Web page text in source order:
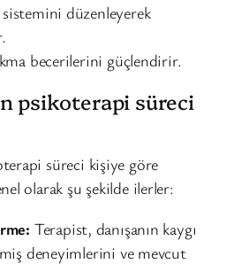
düzenleyerek
becerilerini güçlendirir.
psikoterapi süreci
süreci kişiye göre
olarak şu şekilde ilerler:
Terapist, danışanın kaygı
deneyimlerini ve mevcut